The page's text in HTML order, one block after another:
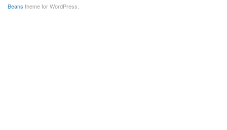
Beans theme for WordPress.